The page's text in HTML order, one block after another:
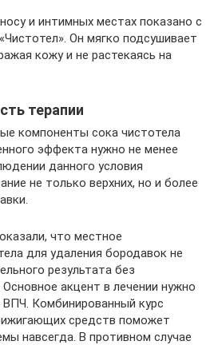
и интимных местах показано с
Он мягко подсушивает
кожу и не растекаясь на
терапии
компоненты сока чистотела
эффекта нужно не менее
данного условия
не только верхних, но и более
что местное
для удаления бородавок не
результата без
акцент в лечении нужно
ВПЧ. Комбинированный курс
средств поможет
навсегда. В противном случае